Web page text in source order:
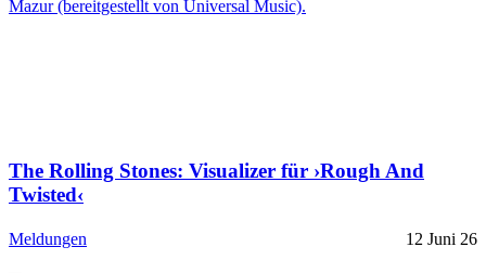
The Rolling Stones: Visualizer für ›Rough And
Twisted‹
Meldungen 12 Juni 26